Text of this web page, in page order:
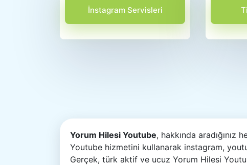
İnstagram Servisleri
Yorum Hilesi Youtube, hakkında aradığınız
Youtube hizmetini kullanarak instagram,
Gerçek, türk aktif ve ucuz Yorum Hilesi